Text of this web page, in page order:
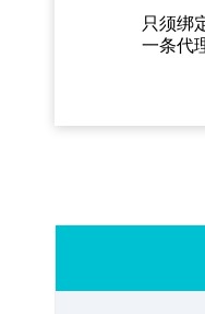
只须绑
一条代